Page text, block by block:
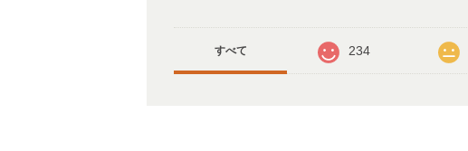
すべて 234